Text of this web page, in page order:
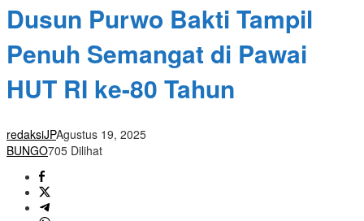
Dusun Purwo Bakti Tampil
Penuh Semangat di Pawai
HUT RI ke-80 Tahun
redaksiJPAgustus 19, 2025
BUNGO705 Dilihat